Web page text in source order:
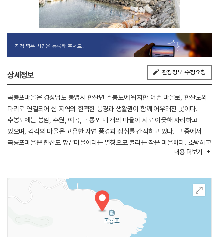
직접 찍은 사진을 등록해 주세요.
상세정보 관광정보 수정요청
곡룡포마을은 경상남도 통영시 한산면 추봉도에 위치한 어촌 마을로, 한산도와
다리로 연결되어 섬 지역의 한적한 풍경과 생활권이 함께 어우러진 곳이다.
추봉도에는 봉암, 추원, 예곡, 곡룡포 네 개의 마을이 서로 이웃해 자리하고
있으며, 각각의 마을은 고유한 자연 풍경과 정취를 간직하고 있다. 그 중에서
곡룡포마을은 한산도 땅끝마을이라는 별칭으로 불리는 작은 마을이다. 소박하고
평화로운 분위기로 짧은 방파제가 마을 앞바다를 따라 이어져 있으며 탁 트인
근처에서 차박을 하며 여유로운 시간을 보내는 모습도 쉽게 볼 수 있다.
내용 더보기